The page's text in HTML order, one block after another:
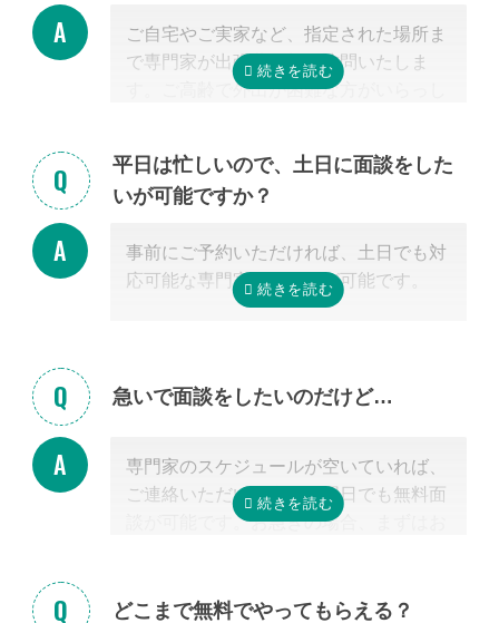
こく営業するようなことはありませんの
でご安心ください。
ご自宅やご実家など、指定された場所ま
で専門家が出張費無料で訪問いたしま
す。ご高齢で外出が困難な方がいらっし
を使ったオンライン面談にも対応可能で
す。（一部士業を除く）
までご希望の方法をお申し付けくださ
い。
平日は忙しいので、土日に面談をした
いが可能ですか？
事前にご予約いただければ、土日でも対
応可能な専門家のご紹介が可能です。
急いで面談をしたいのだけど…
専門家のスケジュールが空いていれば、
ご連絡いただいた当日や翌日でも無料面
談が可能です。お急ぎの場合、まずはお
どこまで無料でやってもらえる？